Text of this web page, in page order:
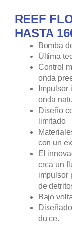
REEF
HASTA
Bomba
Última
Control
onda
onda
Diseño
limitado
con un
El
crea un
impulsor
de
Bajo
dulce.